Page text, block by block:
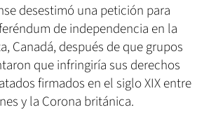
desestimó una petición para
de independencia en la
Canadá, después de que grupos
que infringiría sus derechos
firmados en el siglo XIX entre
y la Corona británica.